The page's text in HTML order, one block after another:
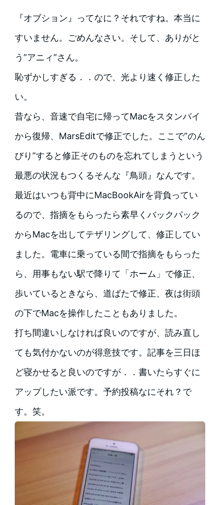
『オブション』ってなに？それですね。本当に
すいません。ごめんなさい。そして、ありがと
う”アニィ”さん。
恥ずかしすぎる．．ので、光より速く修正した
い。
昔なら、音速で自宅に帰ってMacをスタンバイ
から復帰、MarsEditで修正でした。ここで”のん
びり”すると修正そのものを忘れてしまうという
最悪の状況もつくるそんな『鳥頭』なんです。
最近はいつも背中にMacBookAirを背負ってい
るので、指摘をもらったら素早くバックパック
からMacを出してテザリングして、修正してい
ました。電車に乗っている間で指摘をもらった
ら、用事もない駅で降りて「ホーム」で修正、
歩いているときなら、道ばたで修正、夜は街頭
の下でMacを操作したこともありました。
打ち間違いしなければ良いのですが、読み直し
ても気付かないのが得意技です。記事を三日ほ
ど寝かせると良いのですが．．書いたらすぐに
アップしたい派です。予約投稿なにそれ？で
す。笑。